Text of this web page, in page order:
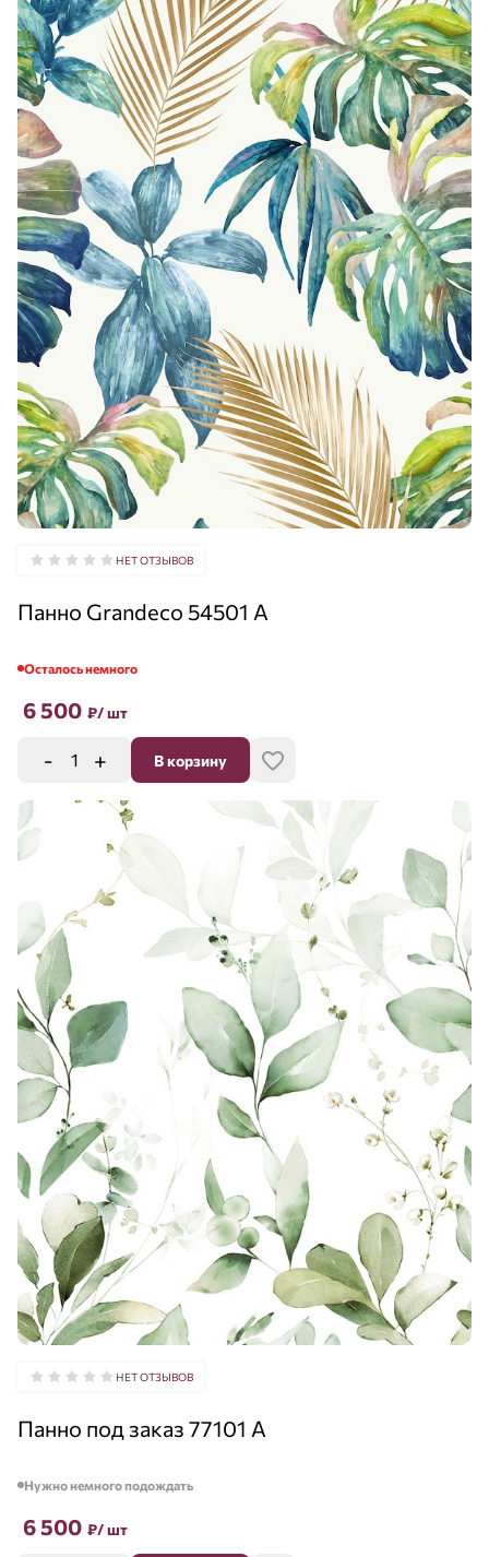
НЕТ ОТЗЫВОВ
Панно Grandeco 54501 A
Осталось немного
6 500 ₽/ шт
- + В корзину
НЕТ ОТЗЫВОВ
Панно под заказ 77101 A
Нужно немного подождать
6 500 ₽/ шт